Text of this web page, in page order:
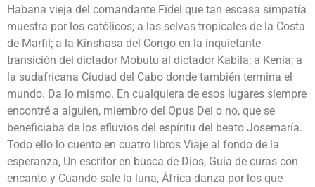
Habana vieja del comandante Fidel que tan escasa simpatía
muestra por los católicos; a las selvas tropicales de la Costa
de Marfil; a la Kinshasa del Congo en la inquietante
transición del dictador Mobutu al dictador Kabila; a Kenia; a
la sudafricana Ciudad del Cabo donde también termina el
mundo. Da lo mismo. En cualquiera de esos lugares siempre
encontré a alguien, miembro del Opus Dei o no, que se
beneficiaba de los efluvios del espíritu del beato Josemaría.
Todo ello lo cuento en cuatro libros Viaje al fondo de la
esperanza, Un escritor en busca de Dios, Guía de curas con
encanto y Cuando sale la luna, África danza por los que